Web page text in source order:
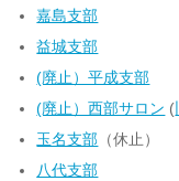
嘉島支部
益城支部
(廃止）平成支部
(廃止）西部サロン (
玉名支部 （休止）
八代支部